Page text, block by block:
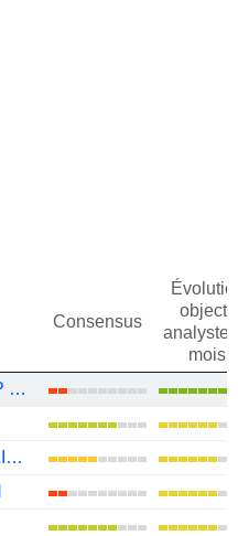
Consensus
objectif
mois
WOOLWORTHS GROUP LIMITED
LOBLAW COMPANIES LIMITED